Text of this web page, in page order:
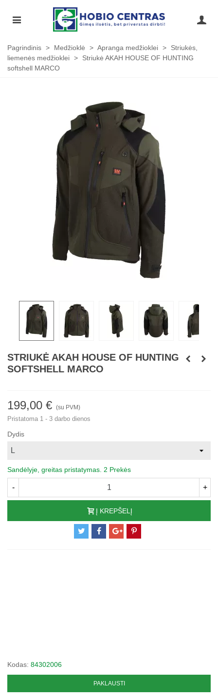
Pagrindinis > Medžioklė > Apranga medžioklei >
Striukės,
liemenės medžioklei >
Striukė AKAH HOUSE OF HUNTING
softshell MARCO
STRIUKĖ AKAH HOUSE OF HUNTING
SOFTSHELL MARCO
199,00 € (su PVM)
Pristatoma 1 - 3 darbo dienos
Dydis
Sandėlyje, greitas pristatymas. 2 Prekės
- +
Į KREPŠELĮ
Kodas: 84302006
PAKLAUSTI